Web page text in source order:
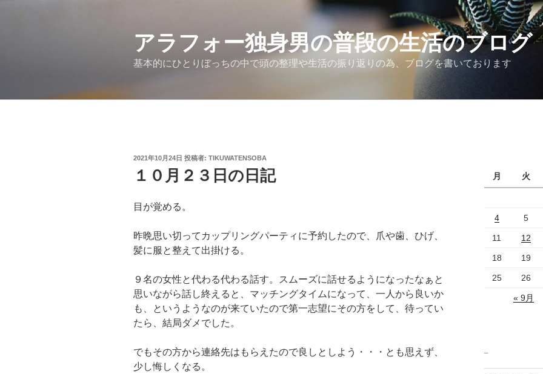
アラフォー独身男の普段の生活のブログ
基本的にひとりぼっちの中で頭の整理や生活の振り返りの為、ブログを書いております
投
2021年10月24日 投稿者: TIKUWATENSOBA
１０月２３日の日記
目が覚める。
昨晩思い切ってカップリングパーティに予約したので、爪や歯、ひげ、
髪に服と整えて出掛ける。
９名の女性と代わる代わる話す。スムーズに話せるようになったなぁと
思いながら話し終えると、マッチングタイムになって、一人から良いか
も、というようなのが来ていたので第一志望にその方をして、待ってい
たら、結局ダメでした。
でもその方から連絡先はもらえたので良しとしよう・・・とも思えず、
少し悔しくなる。
月 火
4 5
11 12
18 19
25 26
« 9月